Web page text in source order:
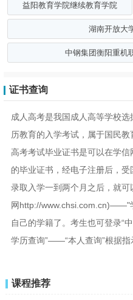
益阳教育学院继续教育学院
湖南开放大
中钢集团衡阳重机
证书查询
成人高考是我国成人高等学校
历教育的入学考试，属于国民
高考考试毕业证书是可以在学
的毕业证书，经电子注册后，
录取入学一到两个月之后，就
网http://www.chsi.com.cn)——"
自己的学籍了。考生也可登录“
学历查询”——“本人查询”根据指
课程推荐